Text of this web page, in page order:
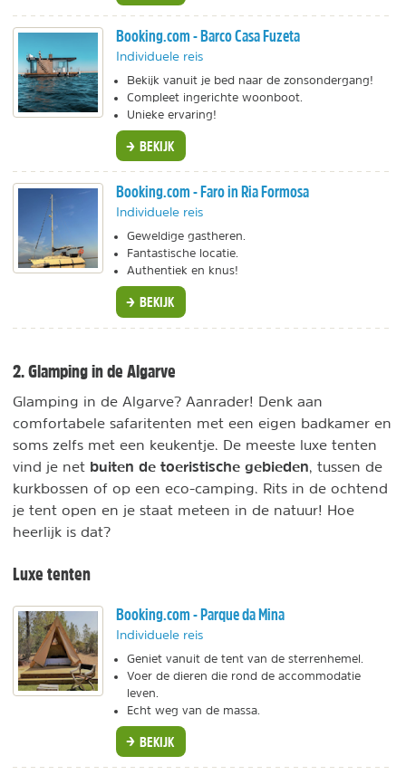
Booking.com - Barco Casa Fuzeta
Individuele reis
Bekijk vanuit je bed naar de zonsondergang!
Compleet ingerichte woonboot.
Unieke ervaring!
BEKIJK
Booking.com - Faro in Ria Formosa
Individuele reis
Geweldige gastheren.
Fantastische locatie.
Authentiek en knus!
BEKIJK
2. Glamping in de Algarve
Glamping in de Algarve? Aanrader! Denk aan
comfortabele safaritenten met een eigen badkamer en
soms zelfs met een keukentje. De meeste luxe tenten
vind je net buiten de toeristische gebieden , tussen de
kurkbossen of op een eco-camping. Rits in de ochtend
je tent open en je staat meteen in de natuur! Hoe
heerlijk is dat?
Luxe tenten
Booking.com - Parque da Mina
Individuele reis
Geniet vanuit de tent van de sterrenhemel.
Voer de dieren die rond de accommodatie
leven.
Echt weg van de massa.
BEKIJK